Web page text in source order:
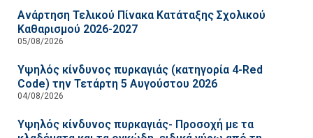
Ανάρτηση Τελικού Πίνακα Κατάταξης Σχολικού
Καθαρισμού 2026-2027
05/08/2026
Υψηλός κίνδυνος πυρκαγιάς (κατηγορία 4-Red
Code) την Τετάρτη 5 Αυγούστου 2026
04/08/2026
Υψηλός κίνδυνος πυρκαγιάς- Προσοχή με τα